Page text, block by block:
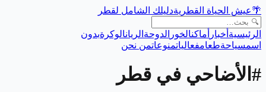
🌴عيش الحياة القطريةدليلك الشامل لقطر
الرئيسية أخبار أماكنالخور الدوحة الريانالوكرةبدون
اسمسياحةطعامفعالياتمنوعاتمن نحن
# الأضاحي في قطر